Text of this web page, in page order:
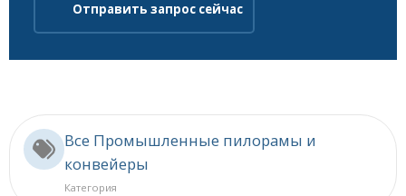
Отправить запрос сейчас
Все Промышленные пилорамы и
конвейеры
Категория